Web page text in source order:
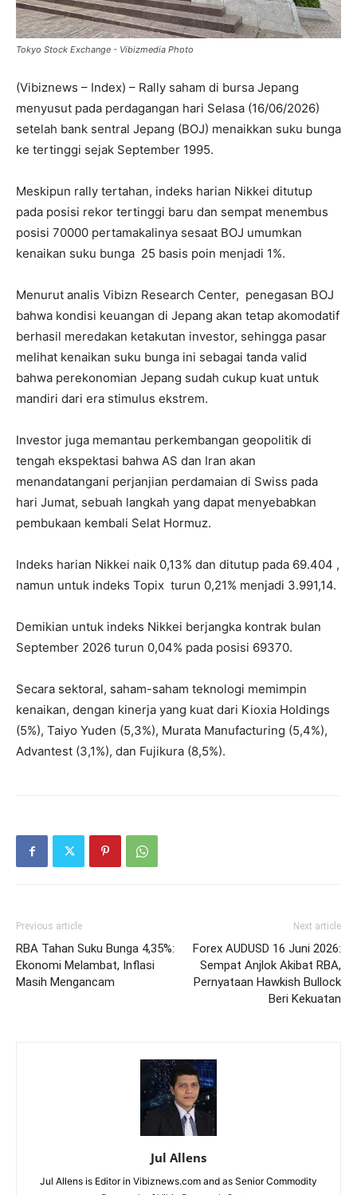
Tokyo Stock Exchange - Vibizmedia Photo
(Vibiznews – Index) – Rally saham di bursa Jepang
menyusut pada perdagangan hari Selasa (16/06/2026)
setelah bank sentral Jepang (BOJ) menaikkan suku bunga
ke tertinggi sejak September 1995.
Meskipun rally tertahan, indeks harian Nikkei ditutup
pada posisi rekor tertinggi baru dan sempat menembus
posisi 70000 pertamakalinya sesaat BOJ umumkan
kenaikan suku bunga 25 basis poin menjadi 1%.
Menurut analis Vibizn Research Center, penegasan BOJ
bahwa kondisi keuangan di Jepang akan tetap akomodatif
berhasil meredakan ketakutan investor, sehingga pasar
melihat kenaikan suku bunga ini sebagai tanda valid
bahwa perekonomian Jepang sudah cukup kuat untuk
mandiri dari era stimulus ekstrem.
Investor juga memantau perkembangan geopolitik di
tengah ekspektasi bahwa AS dan Iran akan
menandatangani perjanjian perdamaian di Swiss pada
hari Jumat, sebuah langkah yang dapat menyebabkan
pembukaan kembali Selat Hormuz.
Indeks harian Nikkei naik 0,13% dan ditutup pada 69.404 ,
namun untuk indeks Topix turun 0,21% menjadi 3.991,14.
Demikian untuk indeks Nikkei berjangka kontrak bulan
September 2026 turun 0,04% pada posisi 69370.
Secara sektoral, saham-saham teknologi memimpin
kenaikan, dengan kinerja yang kuat dari Kioxia Holdings
(5%), Taiyo Yuden (5,3%), Murata Manufacturing (5,4%),
Advantest (3,1%), dan Fujikura (8,5%).
Previous article
RBA Tahan Suku Bunga 4,35%:
Ekonomi Melambat, Inflasi
Masih Mengancam
Next article
Forex AUDUSD 16 Juni 2026:
Sempat Anjlok Akibat RBA,
Pernyataan Hawkish Bullock
Beri Kekuatan
Jul Allens
Jul Allens is Editor in Vibiznews.com and as Senior Commodity